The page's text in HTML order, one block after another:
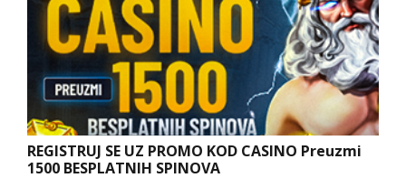
REGISTRUJ SE UZ PROMO KOD CASINO Preuzmi
1500 BESPLATNIH SPINOVA